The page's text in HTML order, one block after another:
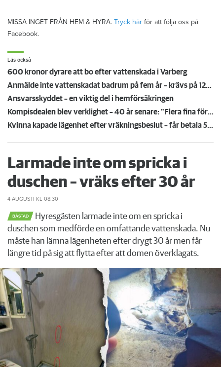
MISSA INGET FRÅN HEM & HYRA. Tryck här för att följa oss på
Facebook.
Läs också
600 kronor dyrare att bo efter vattenskada i Varberg
Anmälde inte vattenskadat badrum på fem år – krävs på 125 000 kronor
Ansvarsskyddet – en viktig del i hemförsäkringen
Kompisdealen blev verklighet – 40 år senare: "Flera fina fördelar med att dela bostad"
Kvinna kapade lägenhet efter vräkningsbeslut – får betala 50 000
Larmade inte om spricka i
duschen – vräks efter 30 år
4 AUGUSTI KL 08:30
BÅSTAD
Hyresgästen larmade inte om en spricka i
duschen som medförde en omfattande vattenskada. Nu
måste han lämna lägenheten efter drygt 30 år men får
längre tid på sig att flytta efter att domen överklagats.